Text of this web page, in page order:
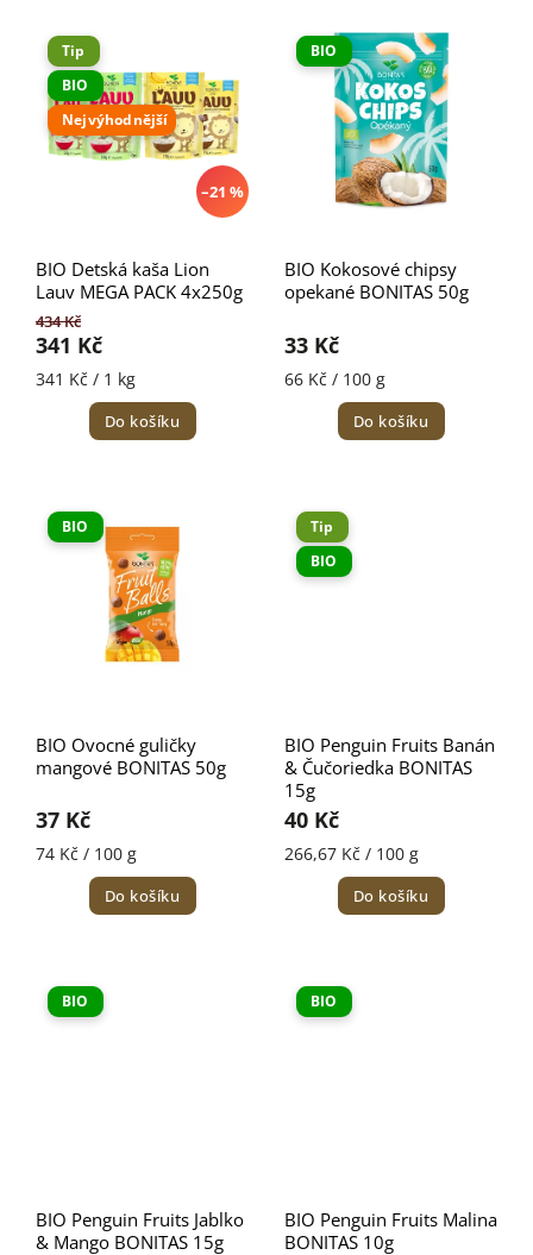
Abecedně
Tip
BIO
Nejvýhodnější
–21 %
BIO Detská kaša Lion
Lauv MEGA PACK 4x250g
434 Kč
341 Kč
341 Kč / 1 kg
Do košíku
BIO
BIO Kokosové chipsy
opekané BONITAS 50g
33 Kč
66 Kč / 100 g
Do košíku
BIO
BIO Ovocné guličky
mangové BONITAS 50g
37 Kč
74 Kč / 100 g
Do košíku
Tip
BIO
BIO Penguin Fruits Banán
& Čučoriedka BONITAS
15g
40 Kč
266,67 Kč / 100 g
Do košíku
BIO
BIO Penguin Fruits Jablko
& Mango BONITAS 15g
BIO
BIO Penguin Fruits Malina
BONITAS 10g